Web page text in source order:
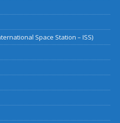
Space Station – ISS)